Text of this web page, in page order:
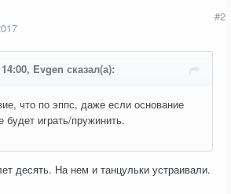
#2
Evgen сказал(а):
что по эппс, даже если основание
будет играть/пружинить.
десять. На нем и танцульки устраивали.